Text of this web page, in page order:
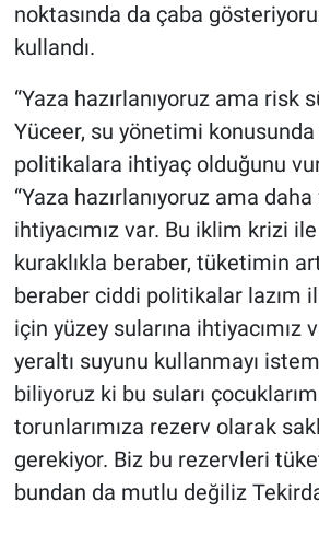
noktasında da çaba
kullandı.
“Yaza hazırlanıyoruz ama risk
Yüceer, su yönetimi konusunda
politikalara ihtiyaç olduğunu
“Yaza hazırlanıyoruz ama
ihtiyacımız var. Bu iklim krizi
kuraklıkla beraber, tüketimin
beraber ciddi politikalar lazım
için yüzey sularına ihtiyacımız
yeraltı suyunu kullanmayı
biliyoruz ki bu suları
torunlarımıza rezerv olarak
gerekiyor. Biz bu rezervleri
bundan da mutlu değiliz